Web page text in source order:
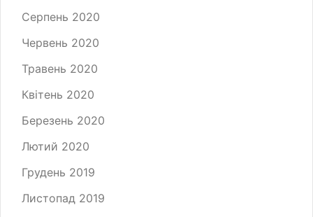
Серпень 2020
Червень 2020
Травень 2020
Квітень 2020
Березень 2020
Лютий 2020
Грудень 2019
Листопад 2019